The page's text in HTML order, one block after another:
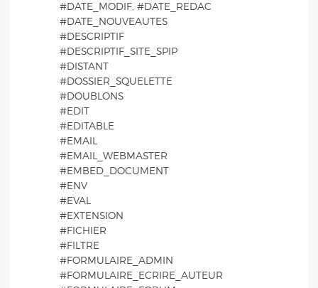
#DATE_MODIF, #DATE_REDAC
#DATE_NOUVEAUTES
#DESCRIPTIF
#DESCRIPTIF_SITE_SPIP
#DISTANT
#DOSSIER_SQUELETTE
#DOUBLONS
#EDIT
#EDITABLE
#EMAIL
#EMAIL_WEBMASTER
#EMBED_DOCUMENT
#ENV
#EVAL
#EXTENSION
#FICHIER
#FILTRE
#FORMULAIRE_ADMIN
#FORMULAIRE_ECRIRE_AUTEUR